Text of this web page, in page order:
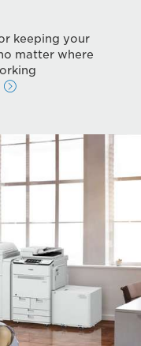
keeping your
matter where